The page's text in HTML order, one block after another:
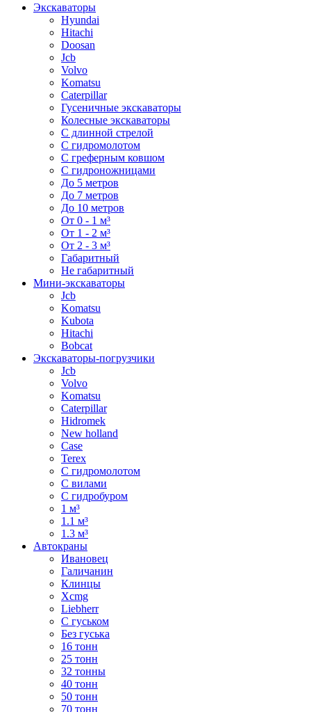
Экскаваторы
Hyundai
Hitachi
Doosan
Jcb
Volvo
Komatsu
Caterpillar
Гусеничные экскаваторы
Колесные экскаваторы
С длинной стрелой
С гидромолотом
С греферным ковшом
С гидроножницами
До 5 метров
До 7 метров
До 10 метров
От 0 - 1 м³
От 1 - 2 м³
От 2 - 3 м³
Габаритный
Не габаритный
Мини-экскаваторы
Jcb
Komatsu
Kubota
Hitachi
Bobcat
Экскаваторы-погрузчики
Jcb
Volvo
Komatsu
Caterpillar
Hidromek
New holland
Case
Terex
С гидромолотом
С вилами
С гидробуром
1 м³
1.1 м³
1.3 м³
Автокраны
Ивановец
Галичанин
Клинцы
Xcmg
Liebherr
С гуськом
Без гуська
16 тонн
25 тонн
32 тонны
40 тонн
50 тонн
70 тонн